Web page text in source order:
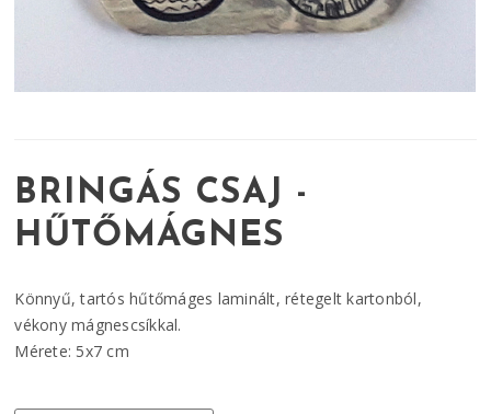
BRINGÁS CSAJ -
HŰTŐMÁGNES
Könnyű, tartós hűtőmáges laminált, rétegelt kartonból,
vékony mágnescsíkkal.
Mérete: 5x7 cm